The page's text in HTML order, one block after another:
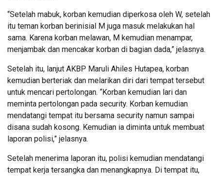
“Setelah mabuk, korban kemudian diperkosa oleh W, setelah
itu teman korban berinisial M juga masuk melakukan hal
sama. Karena korban melawan, M kemudian menampar,
menjambak dan mencakar korban di bagian dada,” jelasnya.
Setelah itu, lanjut AKBP Maruli Ahiles Hutapea, korban
kemudian berteriak dan melarikan diri dari tempat tersebut
untuk mencari pertolongan. “Korban kemudian lari dan
meminta pertolongan pada security. Korban kemudian
mendatangi tempat itu bersama security namun sampai
disana sudah kosong. Kemudian ia diminta untuk membuat
laporan polisi,” jelasnya.
Setelah menerima laporan itu, polisi kemudian mendatangi
tempat kerja tersangka dan menangkapnya. Di tempat itu,